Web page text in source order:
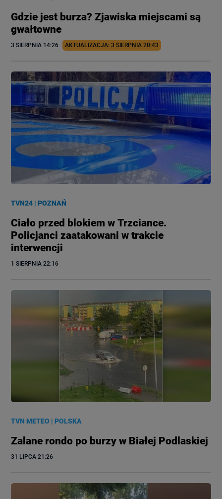
Gdzie jest burza? Zjawiska miejscami są
gwałtowne
3 SIERPNIA 14:26 AKTUALIZACJA: 3 SIERPNIA 20:43
TVN24 |POZNAŃ
Ciało przed blokiem w Trzciance.
Policjanci zaatakowani w trakcie
interwencji
1 SIERPNIA 22:16
TVN METEO |POLSKA
Zalane rondo po burzy w Białej Podlaskiej
31 LIPCA 21:26